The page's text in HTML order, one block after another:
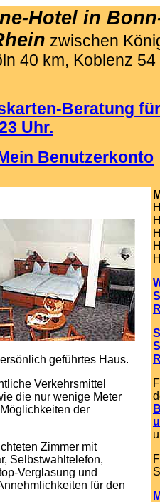
Hotel in
zwischen
40 km, Koblenz 54
Beratung
Uhr.
Benutzerkonto
geführtes Haus.
Verkehrsmittel
die nur wenige Meter
der
Zimmer mit
Selbstwahltelefon,
Verglasung und
für den